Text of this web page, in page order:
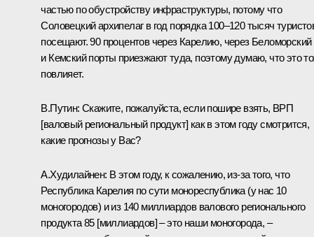
частью по обустройству инфраструктуры, потому что
Соловецкий архипелаг в год порядка 100–120 тысяч
посещают. 90 процентов через Карелию, через Беломорский
и Кемский порты приезжают туда, поэтому думаю, что это
повлияет.
В.Путин: Скажите, пожалуйста, если пошире взять, ВРП
[валовый региональный продукт] как в этом году смотрится,
какие прогнозы у Вас?
А.Худилайнен: В этом году, к сожалению, из‑за того, что
Республика Карелия по сути монореспублика (у нас 10
моногородов) и из 140 миллиардов валового регионального
продукта 85 [миллиардов] – это наши моногорода, –